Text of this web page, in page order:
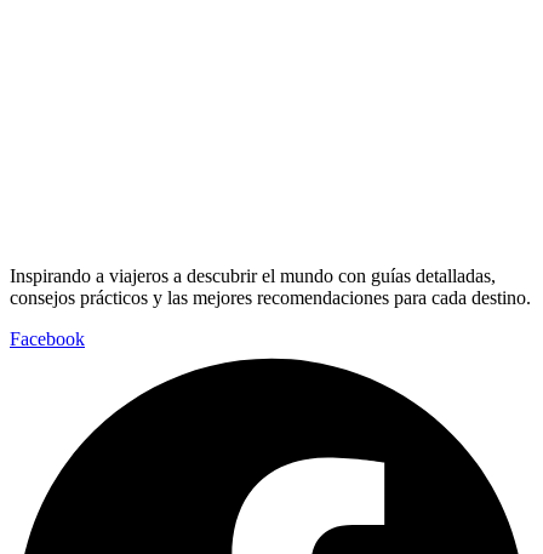
Inspirando a viajeros a descubrir el mundo con guías detalladas,
consejos prácticos y las mejores recomendaciones para cada destino.
Facebook